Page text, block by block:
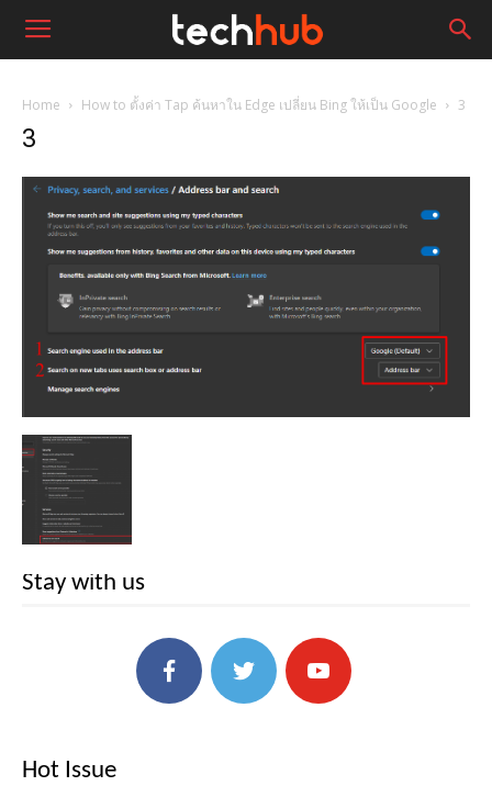
Home How to ตั้งค่า Tap ค้นหาใน Edge เปลี่ยน Bing ให้เป็น Google 3
3
Stay with us
Hot Issue